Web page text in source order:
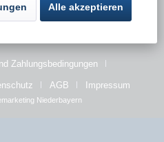
zzgl.Versandkostenwenn nicht
Zahlungsbedingungen
AGB Impressum
Niederbayern
Alle akzeptieren